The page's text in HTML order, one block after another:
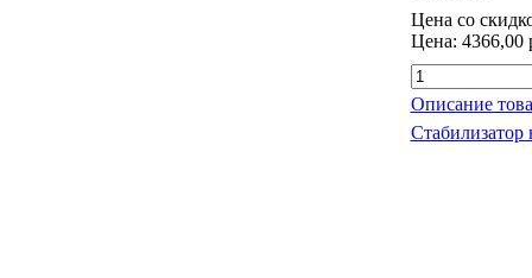
Цена со
Цена: 4366,00
Описание